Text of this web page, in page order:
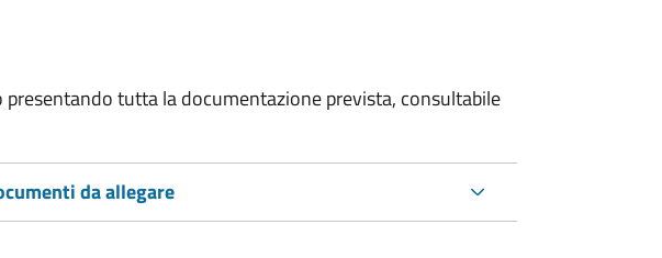
presentando tutta la documentazione prevista, consultabile
da allegare